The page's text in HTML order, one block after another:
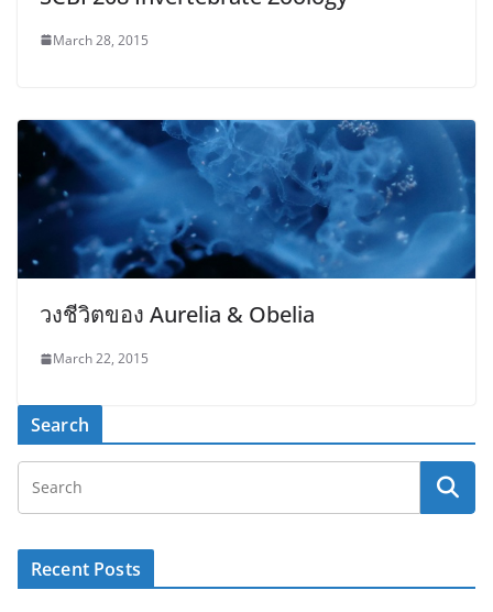
March 28, 2015
วงชีวิตของ Aurelia & Obelia
March 22, 2015
Search
Recent Posts